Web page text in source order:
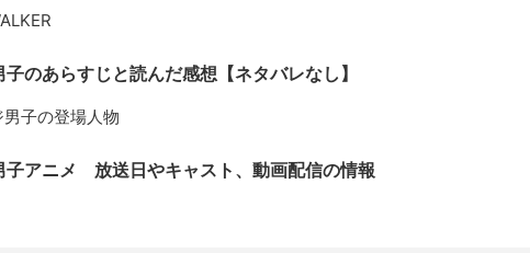
のあらすじと読んだ感想【ネタバレなし】
男子の登場人物
子アニメ 放送日やキャスト、動画配信の情報